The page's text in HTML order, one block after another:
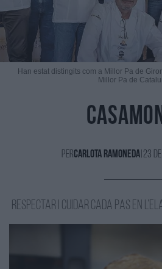
Han estat distingits com a Millor Pa de
Millor Pa de
PerCarlota Ramoneda| 23
Respectar i cuidar cada pas en